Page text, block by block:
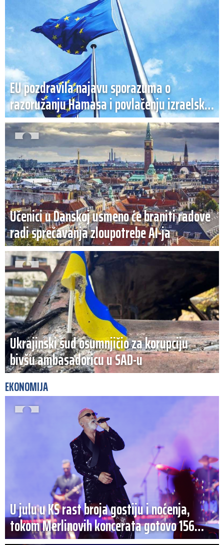
EU pozdravila najavu sporazuma o
razoružanju Hamasa i povlačenju izraelskih
snaga iz Gaze
Učenici u Danskoj usmeno će braniti radove
radi sprečavanja zloupotrebe AI-ja
Ukrajinski sud osumnjičio za korupciju
bivšu ambasadoricu u SAD-u
EKONOMIJA
U julu u KS rast broja gostiju i noćenja,
tokom Merlinovih koncerata gotovo 156